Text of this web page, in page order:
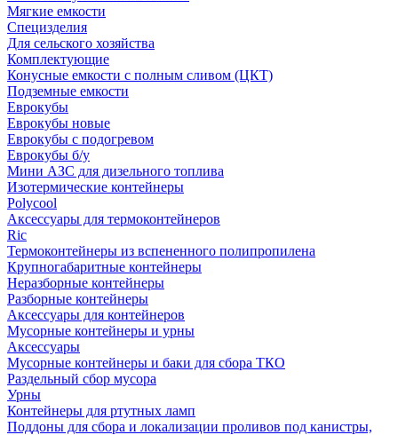
Мягкие емкости
Специзделия
Для сельского хозяйства
Комплектующие
Конусные емкости с полным сливом (ЦКТ)
Подземные емкости
Еврокубы
Еврокубы новые
Еврокубы с подогревом
Еврокубы б/у
Мини АЗС для дизельного топлива
Изотермические контейнеры
Polycool
Аксессуары для термоконтейнеров
Ric
Термоконтейнеры из вспененного полипропилена
Крупногабаритные контейнеры
Неразборные контейнеры
Разборные контейнеры
Аксессуары для контейнеров
Мусорные контейнеры и урны
Аксессуары
Мусорные контейнеры и баки для сбора ТКО
Раздельный сбор мусора
Урны
Контейнеры для ртутных ламп
Поддоны для сбора и локализации проливов под канистры,